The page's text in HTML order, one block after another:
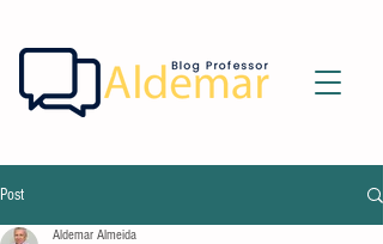
Post
Aldemar Almeida